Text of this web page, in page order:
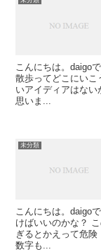
こんにちは。daigo
散歩ってどこにい
いアイディアはない
思いま...
未分類
こんにちは。daigo
けばいいのかな？
ぎるとかえって危
数字も...